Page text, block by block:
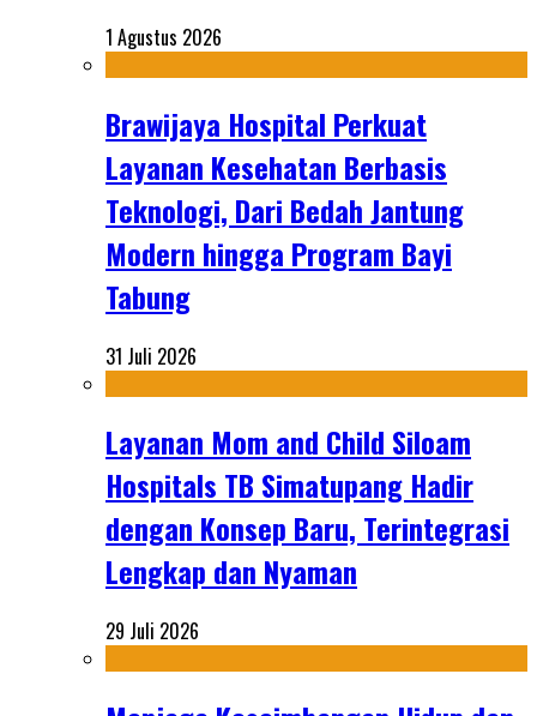
1 Agustus 2026
Brawijaya Hospital Perkuat
Layanan Kesehatan Berbasis
Teknologi, Dari Bedah Jantung
Modern hingga Program Bayi
Tabung
31 Juli 2026
Layanan Mom and Child Siloam
Hospitals TB Simatupang Hadir
dengan Konsep Baru, Terintegrasi
Lengkap dan Nyaman
29 Juli 2026